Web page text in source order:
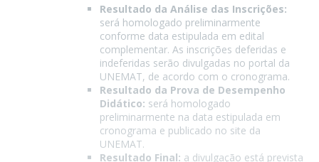
Resultado da Análise das Inscrições:
será homologado preliminarmente
conforme data estipulada em edital
complementar. As inscrições deferidas e
indeferidas serão divulgadas no portal da
UNEMAT, de acordo com o cronograma.
Resultado da Prova de Desempenho
Didático: será homologado
preliminarmente na data estipulada em
cronograma e publicado no site da
UNEMAT.
Resultado Final: a divulgação está prevista